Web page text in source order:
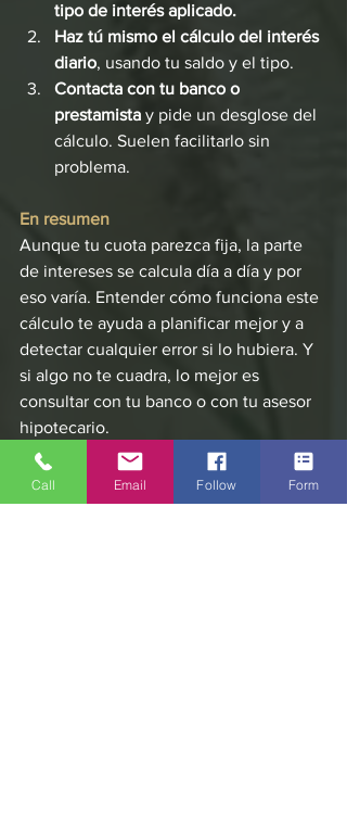
tipo de interés aplicado.
Haz tú mismo el cálculo del interés
diario, usando tu saldo y el tipo.
Contacta con tu banco o
prestamista y pide un desglose del
cálculo. Suelen facilitarlo sin
problema.
En resumen
Aunque tu cuota parezca fija, la parte
de intereses se calcula día a día y por
eso varía. Entender cómo funciona este
cálculo te ayuda a planificar mejor y a
detectar cualquier error si lo hubiera. Y
si algo no te cuadra, lo mejor es
consultar con tu banco o con tu asesor
hipotecario.
Necesitas un mortgage broker?
Llamanos
Call Email Follow Form